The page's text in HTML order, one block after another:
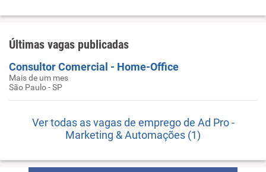
Últimas vagas publicadas
Consultor Comercial - Home-Office
Mais de um mes
São Paulo - SP
Ver todas as vagas de emprego de Ad Pro -
Marketing & Automações (1)